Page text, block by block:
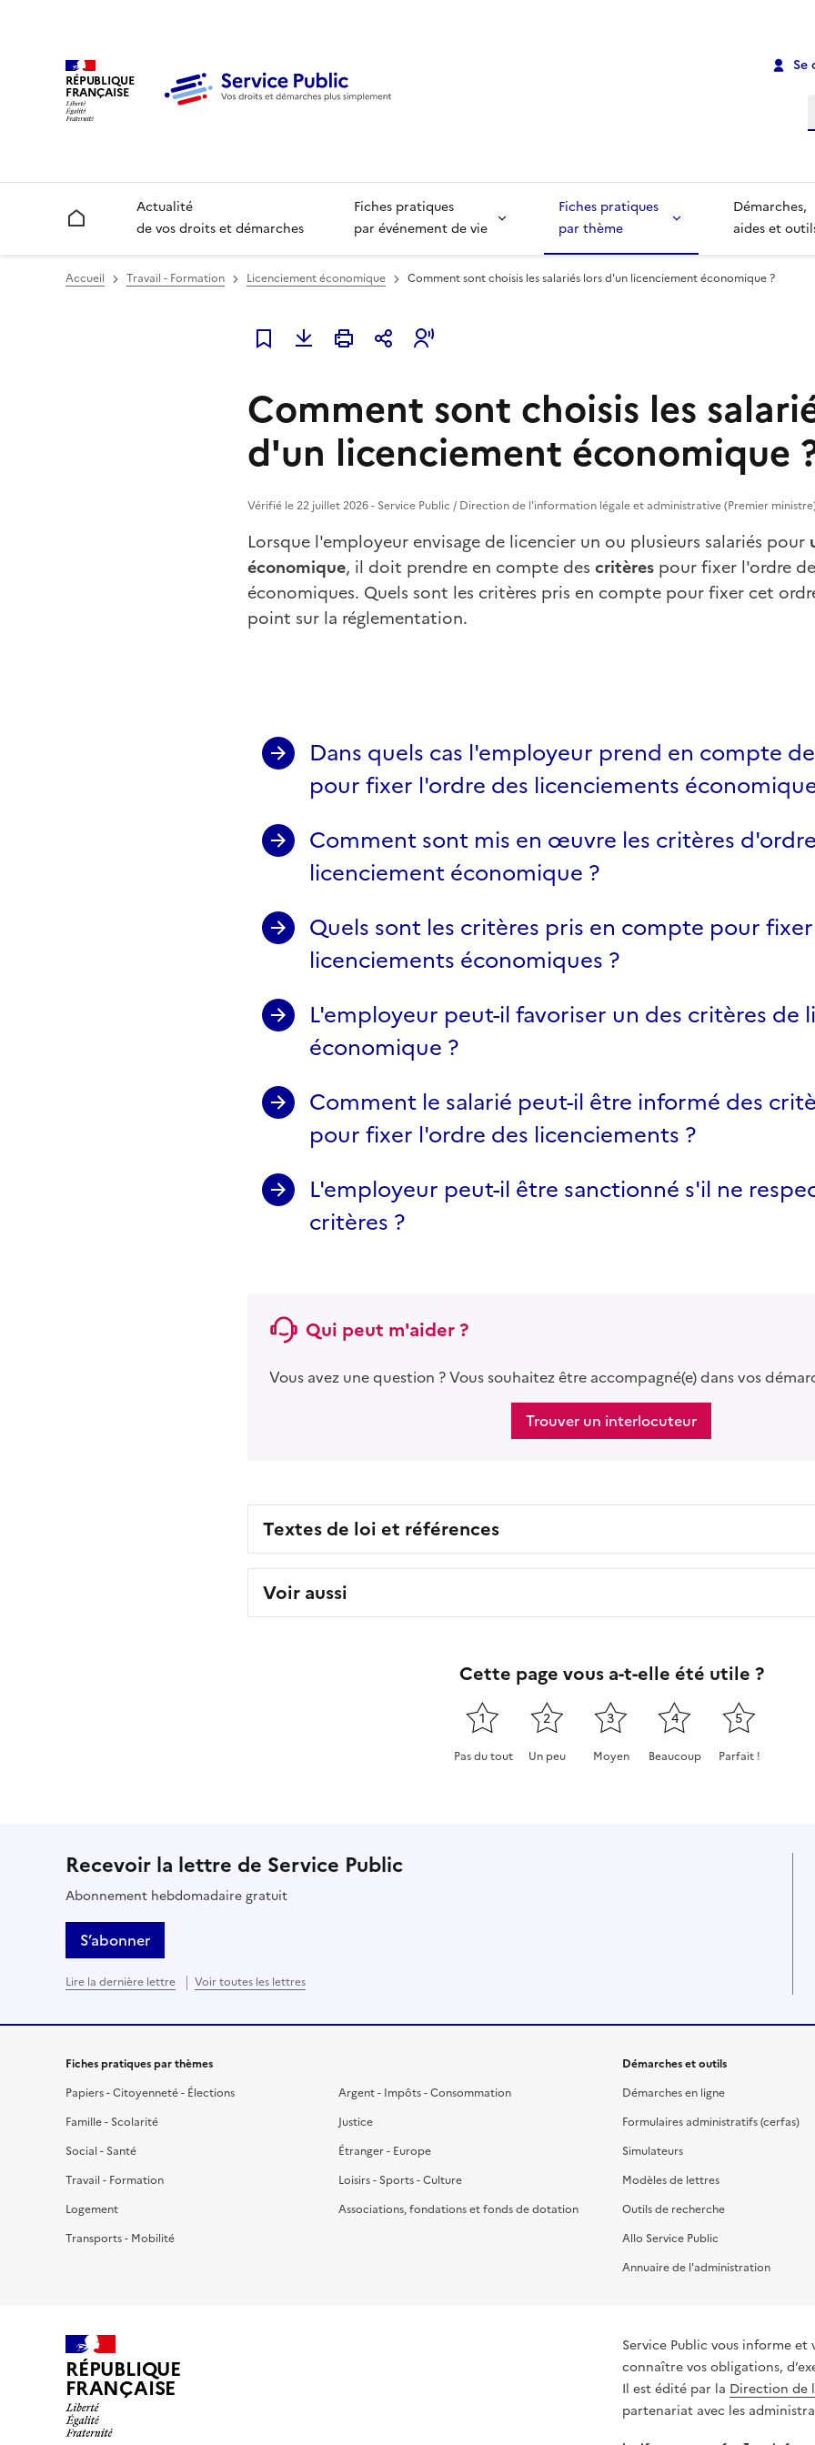
RÉPUBLIQUE
FRANÇAISE
Se
Accueil
Actualité
de vos droits et démarches
Fiches pratiques
par événement de vie
Fiches pratiques
par thème
Démarches,
aides et
Accueil Travail - Formation Licenciement économique Comment sont choisis les salariés lors d'un licenciement économique ?
Ajouter à mes favoris
Comment sont choisis les
d'un licenciement économique
Vérifié le 22 juillet 2026 - Service Public / Direction de l'information légale et administrative (Premier
Lorsque l'employeur envisage de licencier un ou plusieurs salariés pour
économique, il doit prendre en compte des critères pour fixer l'ordre
économiques. Quels sont les critères pris en compte pour fixer cet
point sur la réglementation.
Dans quels cas l'employeur prend en compte
pour fixer l'ordre des licenciements
Comment sont mis en œuvre les critères
licenciement économique ?
Quels sont les critères pris en compte pour
licenciements économiques ?
L'employeur peut-il favoriser un des critères de
économique ?
Comment le salarié peut-il être informé des
pour fixer l'ordre des licenciements ?
L'employeur peut-il être sanctionné s'il ne
critères ?
Qui peut m'aider ?
Vous avez une question ? Vous souhaitez être accompagné(e) dans vos
Trouver un interlocuteur
Textes de loi et références
Voir aussi
Cette page vous a-t-elle été utile ?
1
Pas du tout
2
Un peu
3
Moyen
4
Beaucoup
5
Parfait !
Recevoir la lettre de Service Public
Abonnement hebdomadaire gratuit
S’abonner
Lire la dernière lettre Voir toutes les lettres
Fiches pratiques par thèmes
Papiers - Citoyenneté - Élections
Famille - Scolarité
Social - Santé
Travail - Formation
Logement
Transports - Mobilité
Argent - Impôts - Consommation
Justice
Étranger - Europe
Loisirs - Sports - Culture
Associations, fondations et fonds de dotation
Démarches et outils
Démarches en ligne
Formulaires administratifs (cerfas)
Simulateurs
Modèles de lettres
Outils de recherche
Allo Service Public
Annuaire de l'administration
RÉPUBLIQUE
FRANÇAISE
Service Public vous informe
connaître vos obligations,
Il est édité par la Direction de
partenariat avec les